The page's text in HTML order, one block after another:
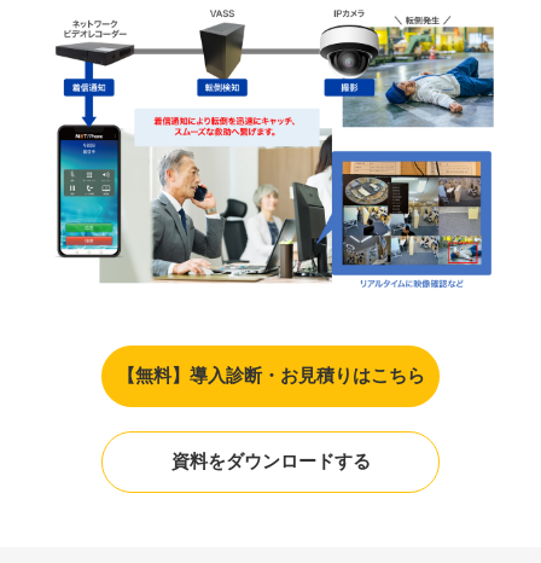
【無料】導入診断・お見積りはこちら
資料をダウンロードする